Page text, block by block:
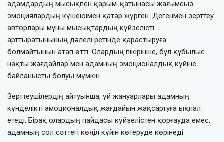
адамдардың мысықпен қарым-қатынасы жағымсыз
эмоциялардың күшеюімен қатар жүрген. Дегенмен зерттеу
авторлары мұны мысықтардың күйзелісті
арттыратынының дәлелі ретінде қарастыруға
болмайтынын атап өтті. Олардың пікірінше, бұл құбылыс
нақты жағдайлар мен адамның эмоционалдық күйіне
байланысты болуы мүмкін.
Зерттеушілердің айтуынша, үй жануарлары адамның
күнделікті эмоционалдық жағдайын жақсартуға ықпал
етеді. Бірақ олардың пайдасы күйзелістен қорғауда емес,
адамның сол сәттегі көңіл күйін көтеруде көрінеді.